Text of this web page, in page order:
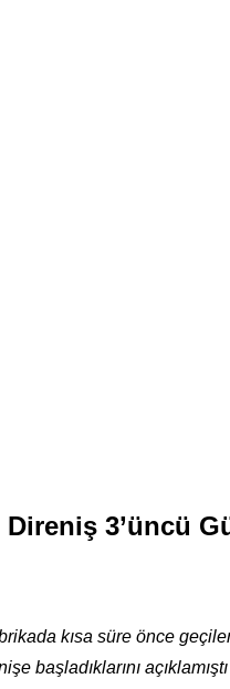
3’üncü
kısa süre önce
başladıklarını açıklamıştı